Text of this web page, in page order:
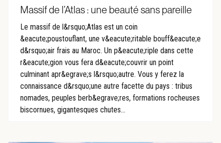
Massif de l’Atlas : une beauté sans pareille
Le massif de l&rsquo;Atlas est un coin
&eacute;poustouflant, une v&eacute;ritable bouff&eacute;e
d&rsquo;air frais au Maroc. Un p&eacute;riple dans cette
r&eacute;gion vous fera d&eacute;couvrir un point
culminant apr&egrave;s l&rsquo;autre. Vous y ferez la
connaissance d&rsquo;une autre facette du pays : tribus
nomades, peuples berb&egrave;res, formations rocheuses
biscornues, gigantesques chutes...